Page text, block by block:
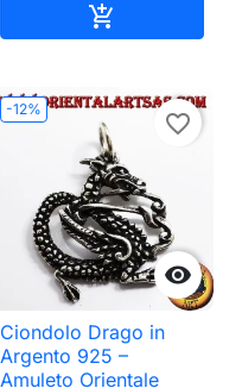

-12%

favorite_border
Ciondolo Drago in
Argento 925 –
Amuleto Orientale